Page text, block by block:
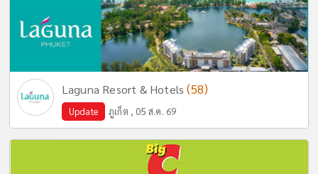
Laguna Resort & Hotels(58)
Update ภูเก็ต , 05 ส.ค. 69